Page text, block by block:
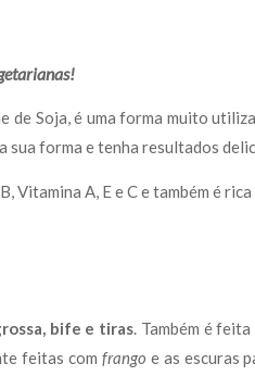
de Soja, é uma forma muito
sua forma e tenha resultados
Vitamina A, E e C e também é
bife e tiras. Também é
feitas com frango e as escuras